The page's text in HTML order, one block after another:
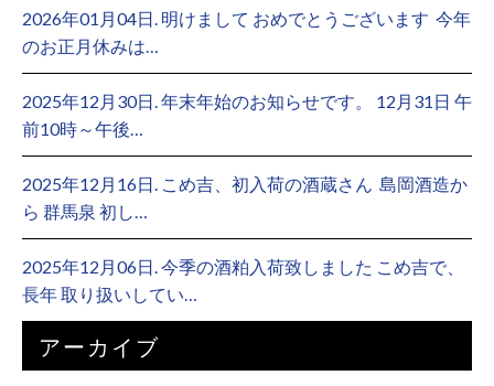
2026年01月04日. 明けまして おめでとうございます ⁡ 今年
のお正月休みは…
2025年12月30日. 年末年始のお知らせです。 12月31日 午
前10時～午後…
2025年12月16日. こめ吉、初入荷の酒蔵さん ⁡ 島岡酒造か
ら 群馬泉 初し…
2025年12月06日. 今季の酒粕入荷致しました こめ吉で、
長年 取り扱いしてい…
アーカイブ